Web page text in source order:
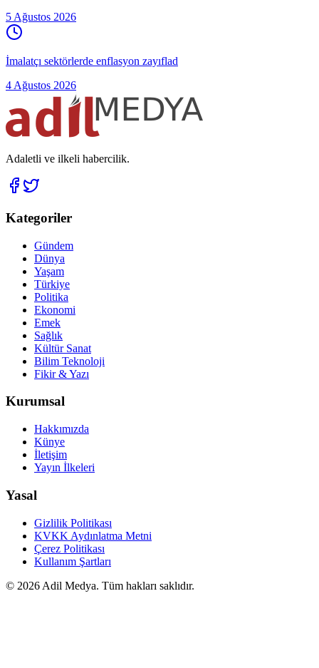
5 Ağustos 2026
İmalatçı sektörlerde enflasyon zayıflad
4 Ağustos 2026
Adaletli ve ilkeli habercilik.
Kategoriler
Gündem
Dünya
Yaşam
Türkiye
Politika
Ekonomi
Emek
Sağlık
Kültür Sanat
Bilim Teknoloji
Fikir & Yazı
Kurumsal
Hakkımızda
Künye
İletişim
Yayın İlkeleri
Yasal
Gizlilik Politikası
KVKK Aydınlatma Metni
Çerez Politikası
Kullanım Şartları
© 2026 Adil Medya. Tüm hakları saklıdır.